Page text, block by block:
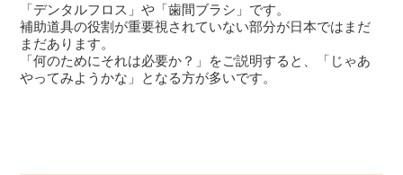
「デンタルフロス」や「歯間ブラシ」です。
補助道具の役割が重要視されていない部分が日本ではまだ
まだあります。
「何のためにそれは必要か？」をご説明すると、「じゃあ
やってみようかな」となる方が多いです。